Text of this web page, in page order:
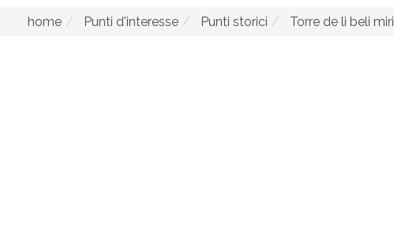
home Punti d'interesse Punti storici Torre de li beli miri